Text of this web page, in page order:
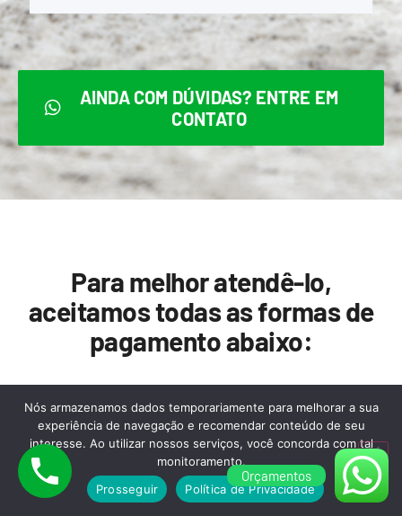
AINDA COM DÚVIDAS? ENTRE EM
CONTATO
Para melhor atendê-lo,
aceitamos todas as formas de
pagamento abaixo:
Orçamentos
Nós armazenamos dados temporariamente para melhorar a sua
experiência de navegação e recomendar conteúdo de seu
interesse. Ao utilizar nossos serviços, você concorda com tal
monitoramento.
Prosseguir
Política de Privacidade